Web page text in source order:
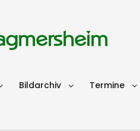
Bildarchiv Termine